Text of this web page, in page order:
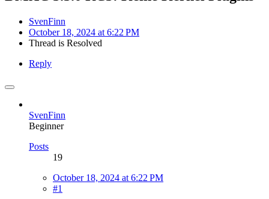
SvenFinn
October 18, 2024 at 6:22 PM
Thread is Resolved
Reply
SvenFinn
Beginner
Posts
19
October 18, 2024 at 6:22 PM
#1